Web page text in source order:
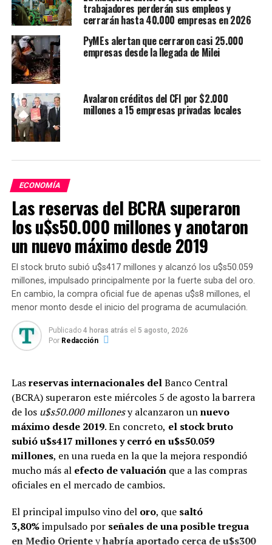
Fe(-1.305).
Balance desde el inicio del gobierno de Javier Milei
Si la comparación se realiza con noviembre de 2023,
anterior a la asunción del gobierno deJavier Milei
caída acumulada asciende al5,2%, lo que equivale a la
desaparición de
todo el país.
siendoNeuquén
provincias evidencian caídas de doble dígito,
destacándoseTierra del
Fuego(-11,8%),Catamarca(-12,8%) yLa
Rioja(-17,6%).
Por volumen de pérdidas absolutas, las jurisdicciones
más afectadas desde noviembre de 2023 fueronBuenos
Aires (-5.615 empresas),Córdoba(-4.388),Santa
Fe(-2.993) yCABA(-2.909). Sectorialmente,
la construcciónresultó la más impactada (-9,5%),
seguida por la
Implicancias y reflexión
El persistente descenso en la cantidad de empresas
empleadoras, que ya acumula más de dos años de
retrocesos mensuales consecutivos, plantea
interrogantes sobre la dinámica productiva y el mercado
laboral. La concentración de pérdidas en sectores
empresarial sugiere efectos distributivos sobre el
empleo y la actividad regional. Por otro lado, el caso
deNeuquénremarca que existen áreas con resiliencia o
trabajadores perderán sus empleos y
cerrarán hasta 40.000 empresas en 2026
PyMEs alertan que cerraron casi 25.000
empresas desde la llegada de Milei
Avalaron créditos del CFI por $2.000
millones a 15 empresas privadas locales
ECONOMÍA
Las reservas del BCRA superaron
los u$s50.000 millones y anotaron
un nuevo máximo desde 2019
El stock bruto subió u$s417 millones y alcanzó los u$s50.059
millones, impulsado principalmente por la fuerte suba del oro.
En cambio, la compra oficial fue de apenas u$s8 millones, el
menor monto desde el inicio del programa de acumulación.
Publicado 4 horas atrás el 5 agosto, 2026
Por Redacción
Lasreservas internacionales delBanco Central
(BCRA) superaron este miércoles 5 de agosto la barrera
de los u$s50.000 millonesy alcanzaron unnuevo
máximo desde 2019. En concreto, el stock bruto
subió u$s417 millones y cerró en u$s50.059
millones, en una rueda en la que la mejora respondió
mucho más al efecto de valuación que a las compras
oficiales en el mercado de cambios.
El principal impulso vino del oro, quesaltó
3,80%impulsado por señales de una posible tregua
en Medio Orienteyhabría aportado cerca de u$s300